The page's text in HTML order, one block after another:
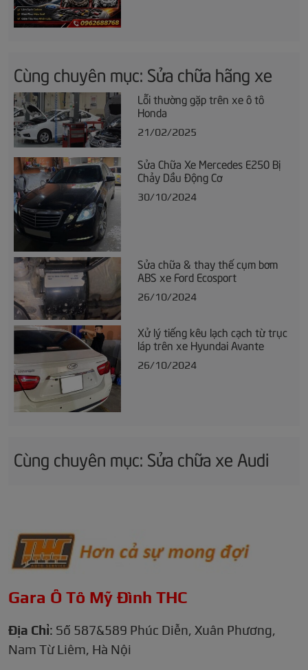
Cùng chuyên mục: Sửa chữa hãng xe
Lỗi thường gặp trên xe ô tô
Honda
21/02/2025
Sửa Chữa Xe Mercedes E250 Bị
Chảy Dầu Động Cơ
30/10/2024
Sửa chữa & thay thế cụm bơm
ABS xe Ford Ecosport
26/10/2024
Xử lý tiếng kêu lạch cạch từ trục
láp trên xe Hyundai Avante
26/10/2024
Cùng chuyên mục: Sửa chữa xe Audi
Gara Ô Tô Mỹ Đình THC
Địa Chỉ: Số 587&589 Phúc Diễn, Xuân Phương,
Nam Từ Liêm, Hà Nội